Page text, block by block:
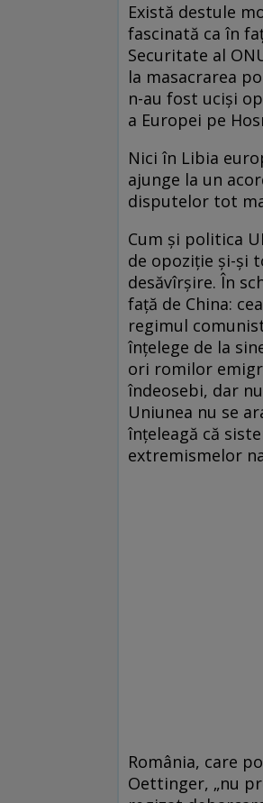
Există destule
fascinată ca în
Securitate al
la masacrarea
n-au fost ucişi
a Europei pe
Nici în Libia
ajunge la un
disputelor tot
Cum şi politica
de opoziţie şi-şi
desăvîrşire. În
faţă de China:
regimul
înţelege de la
ori romilor
îndeosebi, dar
Uniunea nu se
înţeleagă că
extremismelor
România, care
Oettinger, „nu